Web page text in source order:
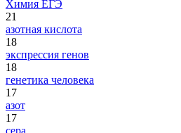
Химия ЕГЭ
21
азотная кислота
18
экспрессия генов
18
генетика человека
17
азот
17
сера